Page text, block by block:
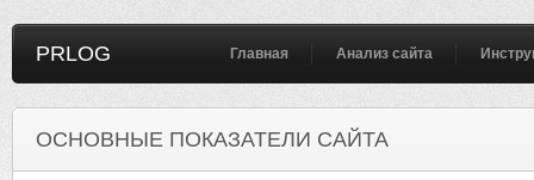
PRLOG Главная Анализ сайта
ОСНОВНЫЕ ПОКАЗАТЕЛИ САЙТА